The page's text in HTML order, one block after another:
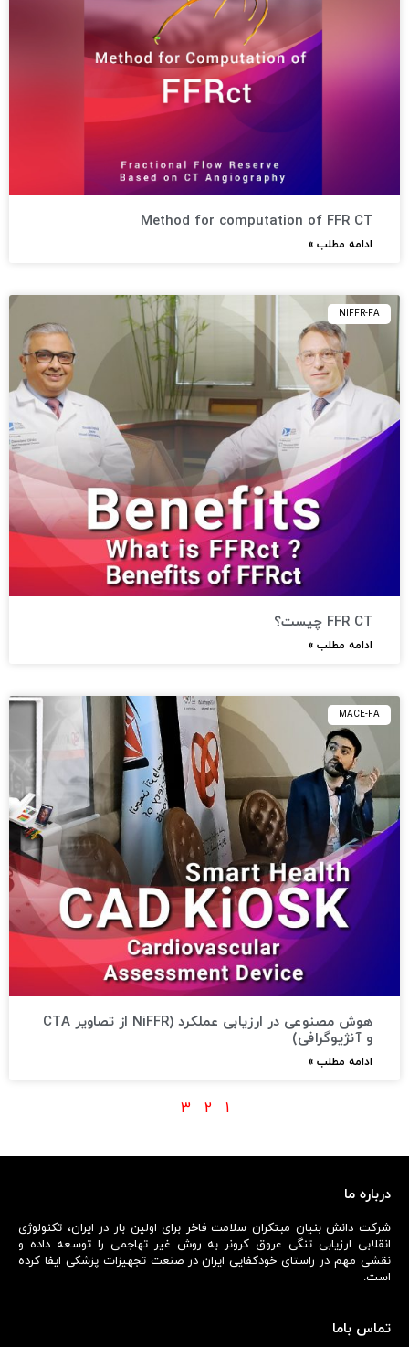
Method for computation of FFR CT
ادامه مطلب »
NIFFR-FA
FFR CT چیست؟
ادامه مطلب »
MACE-FA
هوش مصنوعی در ارزیابی عملکرد (NiFFR از تصاویر CTA
و آنژیوگرافی)
ادامه مطلب »
1
2
3
درباره ما
شرکت دانش بنیان مبتکران سلامت فاخر برای اولین بار در ایران، تکنولوژی
انقلابی ارزیابی تنگی عروق کرونر به روش غیر تهاجمی را توسعه داده و
نقشی مهم در راستای خودکفایی ایران در صنعت تجهیزات پزشکی ایفا کرده
است.
تماس باما